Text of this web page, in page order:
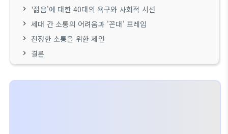
'젊음'에 대한 40대의 욕구와 사회적 시선
세대 간 소통의 어려움과 '꼰대' 프레임
진정한 소통을 위한 제언
결론